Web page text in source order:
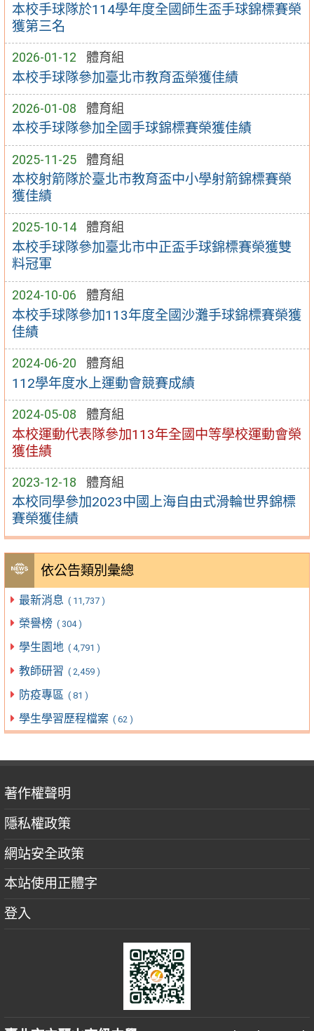
本校手球隊於114學年度全國師生盃手球錦標賽榮
獲第三名
2026-01-12 體育組
本校手球隊參加臺北市教育盃榮獲佳績
2026-01-08 體育組
本校手球隊參加全國手球錦標賽榮獲佳績
2025-11-25 體育組
本校射箭隊於臺北市教育盃中小學射箭錦標賽榮
獲佳績
2025-10-14 體育組
本校手球隊參加臺北市中正盃手球錦標賽榮獲雙
料冠軍
2024-10-06 體育組
本校手球隊參加113年度全國沙灘手球錦標賽榮獲
佳績
2024-06-20 體育組
112學年度水上運動會競賽成績
2024-05-08 體育組
本校運動代表隊參加113年全國中等學校運動會榮
獲佳績
2023-12-18 體育組
本校同學參加2023中國上海自由式滑輪世界錦標
賽榮獲佳績
依公告類別彙總
最新消息 ( 11,737 )
榮譽榜 ( 304 )
學生園地 ( 4,791 )
教師研習 ( 2,459 )
防疫專區 ( 81 )
學生學習歷程檔案 ( 62 )
著作權聲明
隱私權政策
網站安全政策
本站使用正體字
登入